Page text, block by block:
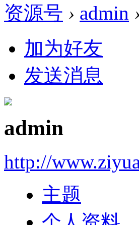
资源号 › admin ›
加为好友
发送消息
admin
http://
主题